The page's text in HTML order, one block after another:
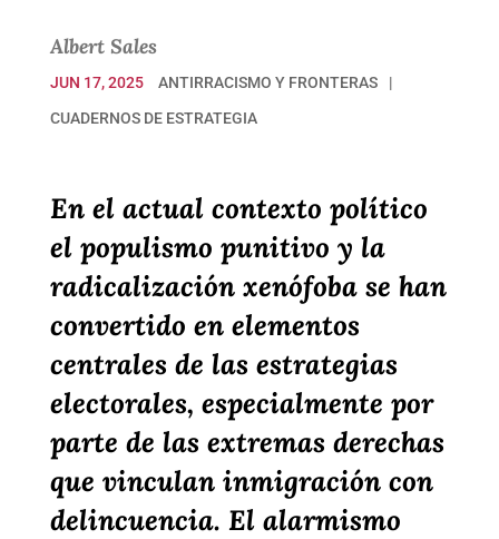
Albert Sales
JUN 17, 2025
ANTIRRACISMO Y FRONTERAS
CUADERNOS DE ESTRATEGIA
En el actual contexto político
el populismo punitivo y la
radicalización xenófoba se han
convertido en elementos
centrales de las estrategias
electorales, especialmente por
parte de las extremas derechas
que vinculan inmigración con
delincuencia. El alarmismo